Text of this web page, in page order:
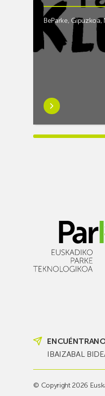
BeParke, Gipuzkoa,
Saber
más
sobre¡Si
lo
pasar
buen
rato,
no
del
PARKEA
IBAIZABAL
© Copyright 2026